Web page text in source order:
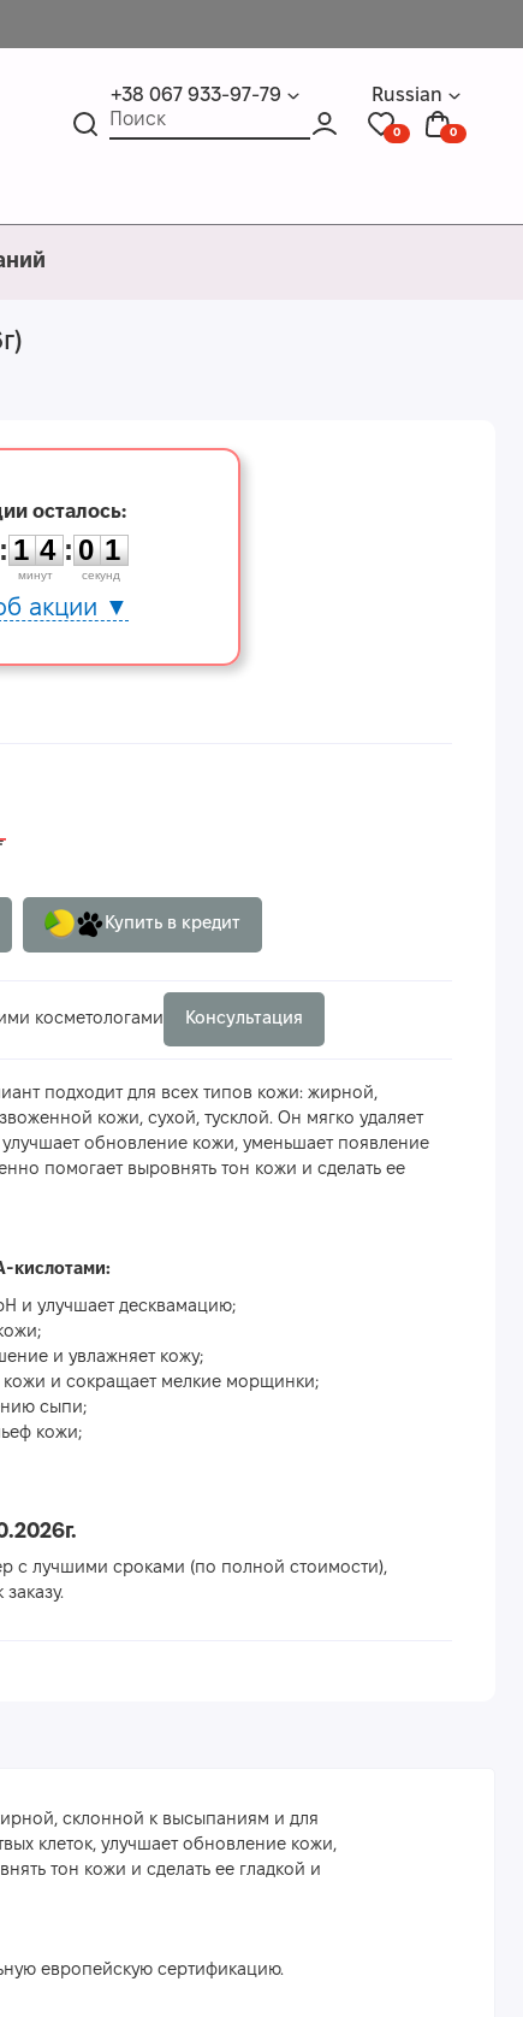
+38 067 933-97-79 Russian
0 0
осталось:
:
1
1
4
4
минут
:
0
0
0
1
секунд
акции ▼
подходит для всех типов кожи: жирной,
кожи, сухой, тусклой. Он мягко удаляет
обновление кожи, уменьшает появление
помогает выровнять тон кожи и сделать ее
кислотами:
и улучшает десквамацию;
и увлажняет кожу;
кожи и сокращает мелкие морщинки;
сыпи;
кожи;
с лучшими сроками (по полной стоимости),
Купить в кредит
косметологами Консультация
склонной к высыпаниям и для
клеток, улучшает обновление кожи,
тон кожи и сделать ее гладкой и
европейскую сертификацию.